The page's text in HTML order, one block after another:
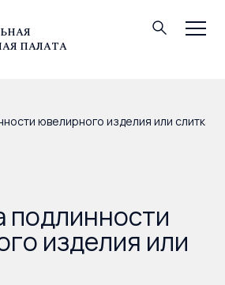
ПАЛАТА
палата, 2026
ювелирного изделия или слитка
подлинности
изделия или